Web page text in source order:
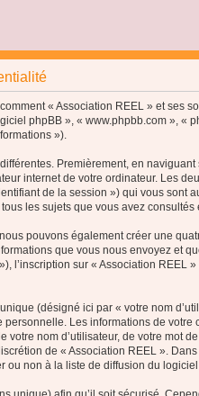
« Association REEL » et ses
phpBB », « www.phpbb.com »,
»).
Premièrement, en
internet de votre ordinateur. Les
de la session ») qui vous
les sujets que vous avez
pouvons également créer une
que vous nous envoyez et
l’inscription sur « Association
(désigné ici par « votre nom
Les informations de
votre nom d’utilisateur, de votre mot
de « Association REEL ».
non à la liste de diffusion du